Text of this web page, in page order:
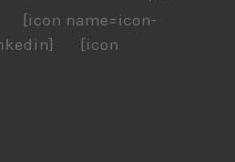
[icon name=icon-
[icon